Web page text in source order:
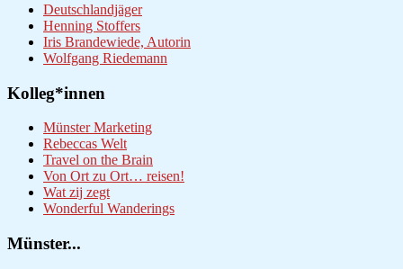
Deutschlandjäger
Henning Stoffers
Iris Brandewiede, Autorin
Wolfgang Riedemann
Kolleg*innen
Münster Marketing
Rebeccas Welt
Travel on the Brain
Von Ort zu Ort… reisen!
Wat zij zegt
Wonderful Wanderings
Münster...